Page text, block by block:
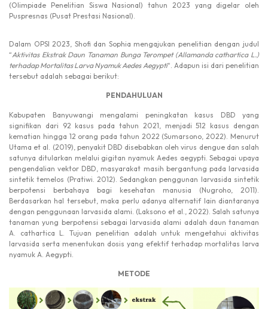
(Olimpiade Penelitian Siswa Nasional) tahun 2023 yang digelar oleh
Puspresnas (Pusat Prestasi Nasional).
Dalam OPSI 2023, Shofi dan Sophia mengajukan penelitian dengan judul
“Aktivitas Ekstrak Daun Tanaman Bunga Terompet (Allamanda cathartica L.)
terhadap Mortalitas Larva Nyamuk Aedes Aegypti“. Adapun isi dari penelitian
tersebut adalah sebagai berikut:
PENDAHULUAN
Kabupaten Banyuwangi mengalami peningkatan kasus DBD yang
signifikan dari 92 kasus pada tahun 2021, menjadi 512 kasus dengan
kematian hingga 12 orang pada tahun 2022 (Sumarsono, 2022). Menurut
Utama et al. (2019), penyakit DBD disebabkan oleh virus dengue dan salah
satunya ditularkan melalui gigitan nyamuk Aedes aegypti. Sebagai upaya
pengendalian vektor DBD, masyarakat masih bergantung pada larvasida
sintetik temelos (Pratiwi. 2012). Sedangkan penggunan larvasida sintetik
berpotensi berbahaya bagi kesehatan manusia (Nugroho, 2011).
Berdasarkan hal tersebut, maka perlu adanya alternatif lain diantaranya
dengan penggunaan larvasida alami. (Laksono et al., 2022). Salah satunya
tanaman yung berpotensi sebagai larvasida alami adalah daun tanaman
A. cathartica L. Tujuan penelitian adalah untuk mengetahui aktivitas
larvasida serta menentukan dosis yang efektif terhadap mortalitas larva
nyamuk A. Aegypti.
METODE